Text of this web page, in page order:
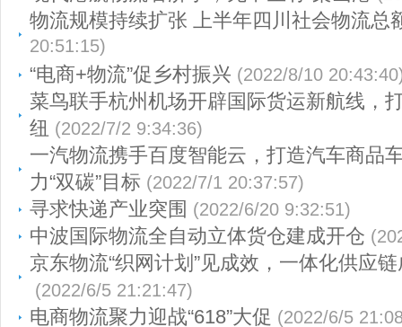
物流规模持续扩张 上半年四川社会物流总
20:51:15)
“电商+物流”促乡村振兴 (2022/8/10
菜鸟联手杭州机场开辟国际货运新航线，
纽 (2022/7/2 9:34:36)
一汽物流携手百度智能云，打造汽车商品
力“双碳”目标 (2022/7/1 20:37:57)
寻求快递产业突围 (2022/6/20 9:32:51)
中波国际物流全自动立体货仓建成开仓
京东物流“织网计划”见成效，一体化供应
(2022/6/5 21:21:47)
电商物流聚力迎战“618”大促 (2022/6/5